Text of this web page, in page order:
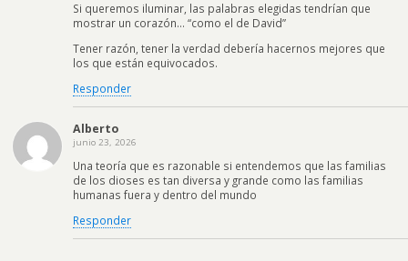
Si queremos iluminar, las palabras elegidas tendrían que
mostrar un corazón… “como el de David”
Tener razón, tener la verdad debería hacernos mejores que
los que están equivocados.
Responder
Alberto
junio 23, 2026
Una teoría que es razonable si entendemos que las familias
de los dioses es tan diversa y grande como las familias
humanas fuera y dentro del mundo
Responder